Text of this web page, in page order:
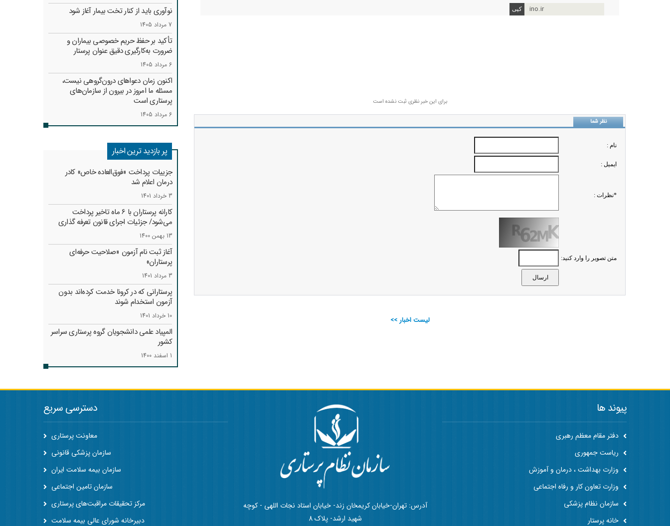
ino.ir
برای این خبر نظری ثبت نشده است
نظر شما
نام :
ايميل :
*نظرات :
متن تصویر را وارد کنید:
لیست اخبار >>
نوآوری باید از کنار تخت بیمار آغاز شود
7 مرداد 1405
تأکید بر حفظ حریم خصوصی بیماران و
ضرورت به‌کارگیری دقیق عنوان پرستار
6 مرداد 1405
اکنون زمان دعواهای درون‌گروهی نیست،
مسئله ما امروز در بیرون از سازمان‌های
پرستاری است
6 مرداد 1405
پر بازدید ترین اخبار
جزییات پرداخت «فوق‌العاده خاص» کادر
درمان اعلام شد
3 خرداد 1401
کارانه‌ پرستاران با 6 ماه تاخیر پرداخت
می‌شود/ جزئیات اجرای قانون تعرفه گذاری
13 بهمن 1400
آغاز ثبت نام آزمون «صلاحیت حرفه‌ای
پرستاران»
3 مرداد 1401
پرستارانی که در کرونا خدمت کرد‌ه‌اند بدون
آزمون استخدام شوند
10 خرداد 1401
المپیاد علمی دانشجویان گروه پرستاری سراسر
کشور
1 اسفند 1400
پیوند ها
دفتر مقام معظم رهبری
ریاست جمهوری
وزارت بهداشت ، درمان و آموزش
وزارت تعاون کار و رفاه اجتماعی
سازمان نظام پزشکی
خانه پرستار
آدرس: تهران-خیابان کریمخان زند- خیابان استاد نجات اللهی - کوچه
شهید ارشد- پلاک 8
دسترسی سریع
معاونت پرستاری
سازمان پزشکی قانونی
سازمان بیمه سلامت ایران
سازمان تامین اجتماعی
مرکز تحقیقات مراقبت‌های پرستاری
دبیرخانه شورای عالی بیمه سلامت